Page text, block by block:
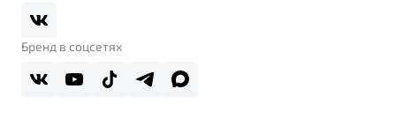
Реферальная программа
Правовая информация
Бренд в соцсетях